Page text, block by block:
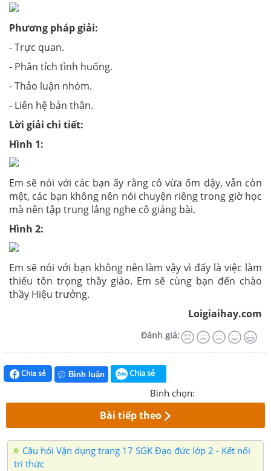
Phương pháp giải:
- Trực quan.
- Phân tích tình huống.
- Thảo luận nhóm.
- Liên hệ bản thân.
Lời giải chi tiết:
Hình 1:
Em sẽ nói với các bạn ấy rằng cô vừa ốm dậy, vẫn còn
mệt, các bạn không nên nói chuyện riêng trong giờ học
mà nên tập trung lắng nghe cô giảng bài.
Hình 2:
Em sẽ nói với bạn không nên làm vậy vì đấy là việc làm
thiếu tôn trọng thầy giáo. Em sẽ cùng bạn đến chào
thầy Hiệu trưởng.
Loigiaihay.com
Đánh giá:
Chia sẻ Bình luận Chia sẻ
Bình chọn:
Bài tiếp theo
Câu hỏi Vận dụng trang 17 SGK Đạo đức lớp 2 - Kết nối
tri thức